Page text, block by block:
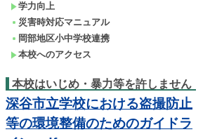
学力向上
災害時対応マニュアル
岡部地区小中学校連携
本校へのアクセス
本校はいじめ・暴力等を許しません
深谷市立学校における盗撮防止
等の環境整備のためのガイドラ